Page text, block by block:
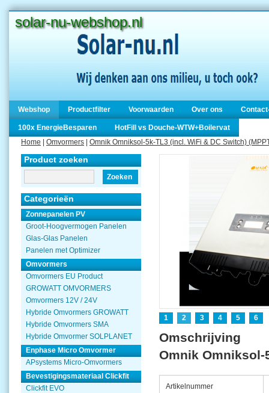
solar-nu-webshop.nl
Webshop Productfilter Voorwaarden Over ons
100x EnergieBesparen
HotFill vs Douche-WTW+Boilervat
Home
Omvormers Omnik Omniksol-5k-TL3 (incl. WiFi & DC Switch)
Product zoeken
Zoeken
Categorieën
Zonnepanelen PV
Groot-Hoogvermogen Panelen
Glas-Glas Panelen
Panelen met Optimizer
Omvormers
Omvormers EU Product
GROWATT OMVORMERS
Omvormers 12V / 24V
Hybride Omvormers GROWATT
Hybride Omvormers SMA
Hybride Omvormer SOLPLANET
Enphase Micro Omvormer
APsystems Micro-Omvormers
Bevestigingsmateriaal Clickfit
Clickfit EVO
1 2 3 4 5 6
Omschrijving
Omnik Omniksol-
Artikelnummer